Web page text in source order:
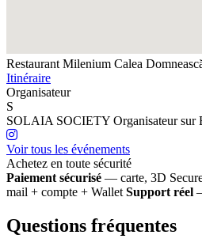
Restaurant Milenium Calea
Itinéraire
Organisateur
S
SOLAIA SOCIETY Organisateur sur
Voir tous les événements
Achetez en toute sécurité
Paiement sécurisé — carte, 3D
mail + compte + Wallet Support réel
Questions fréquentes